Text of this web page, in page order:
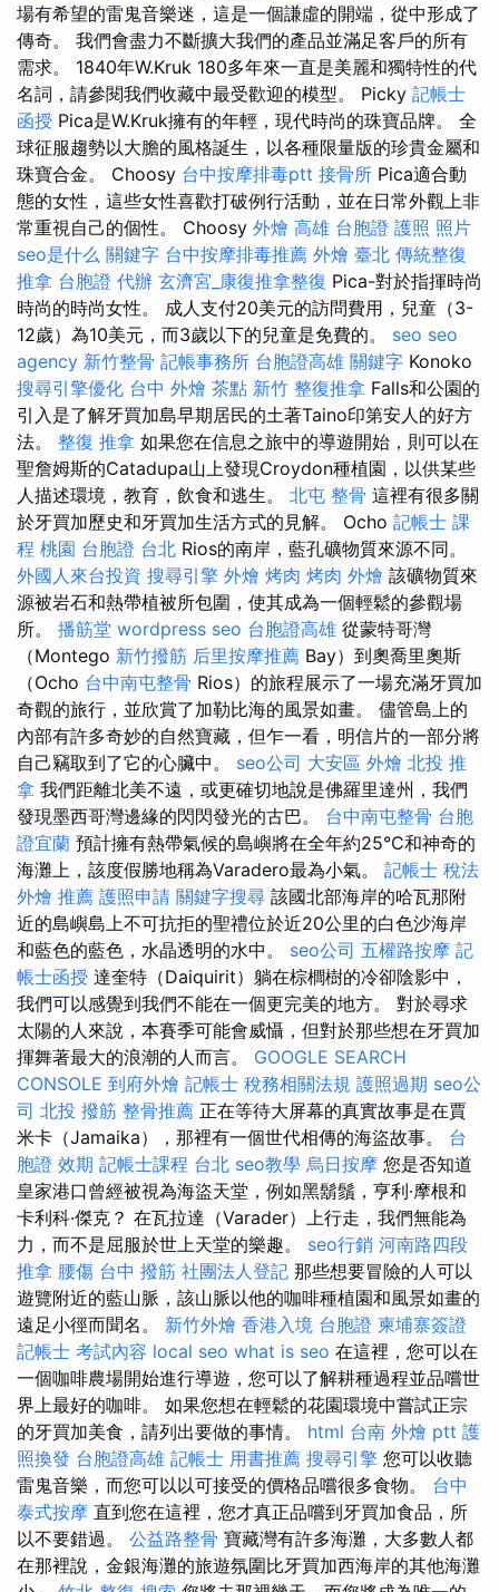
場有希望的雷鬼音樂迷，這是一個謙虛的開端，從中形成了
傳奇。 我們會盡力不斷擴大我們的產品並滿足客戶的所有
需求。 1840年W.Kruk 180多年來一直是美麗和獨特性的代
名詞，請參閱我們收藏中最受歡迎的模型。 Picky 記帳士
函授 Pica是W.Kruk擁有的年輕，現代時尚的珠寶品牌。 全
球征服趨勢以大膽的風格誕生，以各種限量版的珍貴金屬和
珠寶合金。 Choosy 台中按摩排毒ptt 接骨所 Pica適合動
態的女性，這些女性喜歡打破例行活動，並在日常外觀上非
常重視自己的個性。 Choosy 外燴 高雄 台胞證 護照 照片
seo是什么 關鍵字 台中按摩排毒推薦 外燴 臺北 傳統整復
推拿 台胞證 代辦 玄濟宮_康復推拿整復 Pica-對於指揮時尚
時尚的時尚女性。 成人支付20美元的訪問費用，兒童（3-
12歲）為10美元，而3歲以下的兒童是免費的。 seo seo
agency 新竹整骨 記帳事務所 台胞證高雄 關鍵字 Konoko
搜尋引擎優化 台中 外燴 茶點 新竹 整復推拿 Falls和公園的
引入是了解牙買加島早期居民的土著Taino印第安人的好方
法。 整復 推拿 如果您在信息之旅中的導遊開始，則可以在
聖詹姆斯的Catadupa山上發現Croydon種植園，以供某些
人描述環境，教育，飲食和逃生。 北屯 整骨 這裡有很多關
於牙買加歷史和牙買加生活方式的見解。 Ocho 記帳士 課
程 桃園 台胞證 台北 Rios的南岸，藍孔礦物質來源不同。
外國人來台投資 搜尋引擎 外燴 烤肉 烤肉 外燴 該礦物質來
源被岩石和熱帶植被所包圍，使其成為一個輕鬆的參觀場
所。 播筋堂 wordpress seo 台胞證高雄 從蒙特哥灣
（Montego 新竹撥筋 后里按摩推薦 Bay）到奧喬里奧斯
（Ocho 台中南屯整骨 Rios）的旅程展示了一場充滿牙買加
奇觀的旅行，並欣賞了加勒比海的風景如畫。 儘管島上的
內部有許多奇妙的自然寶藏，但乍一看，明信片的一部分將
自己竊取到了它的心臟中。 seo公司 大安區 外燴 北投 推
拿 我們距離北美不遠，或更確切地說是佛羅里達州，我們
發現墨西哥灣邊緣的閃閃發光的古巴。 台中南屯整骨 台胞
證宜蘭 預計擁有熱帶氣候的島嶼將在全年約25°C和神奇的
海灘上，該度假勝地稱為Varadero最為小氣。 記帳士 稅法
外燴 推薦 護照申請 關鍵字搜尋 該國北部海岸的哈瓦那附
近的島嶼島上不可抗拒的聖禮位於近20公里的白色沙海岸
和藍色的藍色，水晶透明的水中。 seo公司 五權路按摩 記
帳士函授 達奎特（Daiquirit）躺在棕櫚樹的冷卻陰影中，
我們可以感覺到我們不能在一個更完美的地方。 對於尋求
太陽的人來說，本賽季可能會威懾，但對於那些想在牙買加
揮舞著最大的浪潮的人而言。 GOOGLE SEARCH
CONSOLE 到府外燴 記帳士 稅務相關法規 護照過期 seo公
司 北投 撥筋 整骨推薦 正在等待大屏幕的真實故事是在賈
米卡（Jamaika），那裡有一個世代相傳的海盜故事。 台
胞證 效期 記帳士課程 台北 seo教學 烏日按摩 您是否知道
皇家港口曾經被視為海盜天堂，例如黑鬍鬚，亨利·摩根和
卡利科·傑克？ 在瓦拉達（Varader）上行走，我們無能為
力，而不是屈服於世上天堂的樂趣。 seo行銷 河南路四段
推拿 腰傷 台中 撥筋 社團法人登記 那些想要冒險的人可以
遊覽附近的藍山脈，該山脈以他的咖啡種植園和風景如畫的
遠足小徑而聞名。 新竹外燴 香港入境 台胞證 柬埔寨簽證
記帳士 考試內容 local seo what is seo 在這裡，您可以在
一個咖啡農場開始進行導遊，您可以了解耕種過程並品嚐世
界上最好的咖啡。 如果您想在輕鬆的花園環境中嘗試正宗
的牙買加美食，請列出要做的事情。 html 台南 外燴 ptt 護
照換發 台胞證高雄 記帳士 用書推薦 搜尋引擎 您可以收聽
雷鬼音樂，而您可以以可接受的價格品嚐很多食物。 台中
泰式按摩 直到您在這裡，您才真正品嚐到牙買加食品，所
以不要錯過。 公益路整骨 寶藏灣有許多海灘，大多數人都
在那裡說，金銀海灘的旅遊氛圍比牙買加西海岸的其他海灘